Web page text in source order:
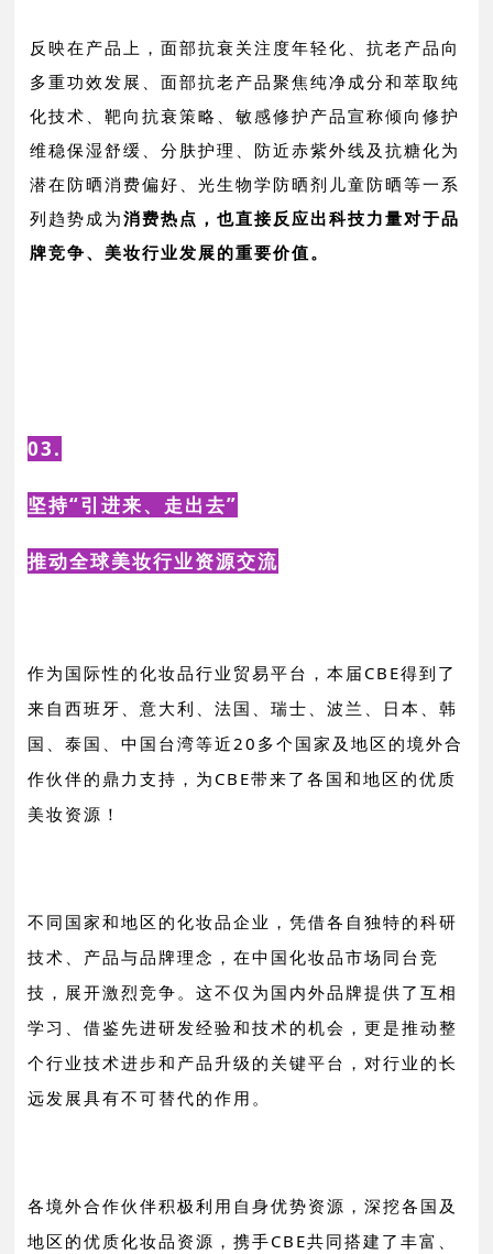
反映在产品上，面部抗衰关注度年轻化、抗老产品向
多重功效发展、面部抗老产品聚焦纯净成分和萃取纯
化技术、靶向抗衰策略、敏感修护产品宣称倾向修护
维稳保湿舒缓、分肤护理、防近赤紫外线及抗糖化为
潜在防晒消费偏好、光生物学防晒剂儿童防晒等一系
列趋势成为消费热点，也直接反应出科技力量对于品
牌竞争、美妆行业发展的重要价值。
03.
坚持“引进来、走出去”
推动全球美妆行业资源交流
作为国际性的化妆品行业贸易平台，本届CBE得到了
来自西班牙、意大利、法国、瑞士、波兰、日本、韩
国、泰国、中国台湾等近20多个国家及地区的境外合
作伙伴的鼎力支持，为CBE带来了各国和地区的优质
美妆资源！
不同国家和地区的化妆品企业，凭借各自独特的科研
技术、产品与品牌理念，在中国化妆品市场同台竞
技，展开激烈竞争。这不仅为国内外品牌提供了互相
学习、借鉴先进研发经验和技术的机会，更是推动整
个行业技术进步和产品升级的关键平台，对行业的长
远发展具有不可替代的作用。
各境外合作伙伴积极利用自身优势资源，深挖各国及
地区的优质化妆品资源，携手CBE共同搭建了丰富、